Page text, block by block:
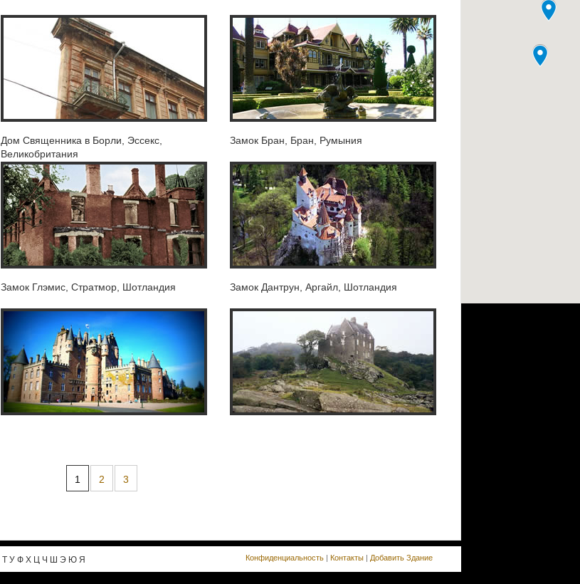
Дом Священника в Борли, Эссекс,
Великобритания
Замок Бран, Бран, Румыния
Замок Глэмис, Стратмор, Шотландия Замок Дантрун, Аргайл, Шотландия
1 2 3
Т У Ф Х Ц Ч Ш Э Ю Я Конфиденциальность | Контакты | Добавить Здание